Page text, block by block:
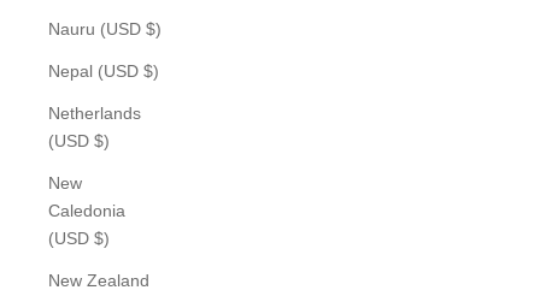
Nauru (USD $)
Nepal (USD $)
Netherlands
(USD $)
New
Caledonia
(USD $)
New Zealand